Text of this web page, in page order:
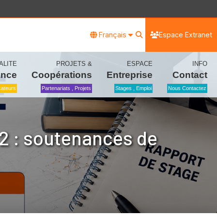
Français Espace Extranet
PROJETS &
Coopérations
Partenariats , Projets
ESPACE
Entreprise
Stages , Emploi
INFO
Contact
Nous Contactez
: soutenances de